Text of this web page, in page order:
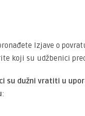
Izjave o
koji su udžbenici
su dužni vratiti u
: